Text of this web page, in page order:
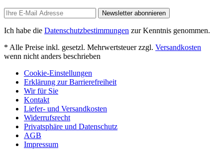
Newsletter abonnieren
Ich habe die Datenschutzbestimmungen zur Kenntnis genommen.
* Alle Preise inkl. gesetzl. Mehrwertsteuer zzgl. Versandkosten
wenn nicht anders beschrieben
Cookie-Einstellungen
Erklärung zur Barrierefreiheit
Wir für Sie
Kontakt
Liefer- und Versandkosten
Widerrufsrecht
Privatsphäre und Datenschutz
AGB
Impressum